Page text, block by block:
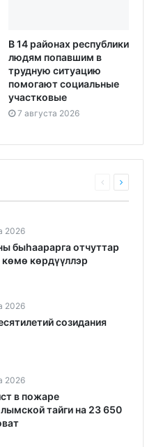
В 14 районах республики
людям попавшим в
трудную ситуацию
помогают социальные
участковые
7 августа 2026
2026
быһаарарга отчуттар
көмө көрдүүллэр
2026
созидания
2026
в пожаре
тайги на 23 650